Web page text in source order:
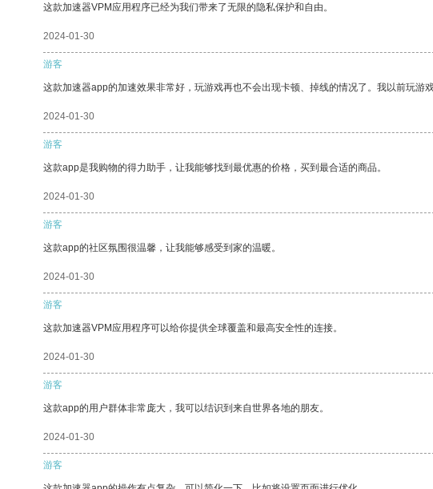
这款加速器VPM应用程序已经为我们带来了无限的隐私保护和自由。
2024-01-30
游客
这款加速器app的加速效果非常好，玩游戏再也不会出现卡顿、掉线的情况了。我以前玩游
2024-01-30
游客
这款app是我购物的得力助手，让我能够找到最优惠的价格，买到最合适的商品。
2024-01-30
游客
这款app的社区氛围很温馨，让我能够感受到家的温暖。
2024-01-30
游客
这款加速器VPM应用程序可以给你提供全球覆盖和最高安全性的连接。
2024-01-30
游客
这款app的用户群体非常庞大，我可以结识到来自世界各地的朋友。
2024-01-30
游客